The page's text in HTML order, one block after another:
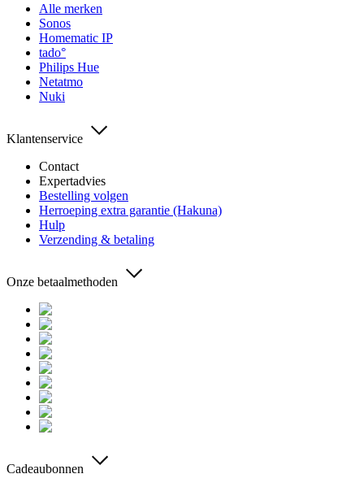
Alle merken
Sonos
Homematic IP
tado°
Philips Hue
Netatmo
Nuki
Klantenservice
Contact
Expertadvies
Bestelling volgen
Herroeping extra garantie (Hakuna)
Hulp
Verzending & betaling
Onze betaalmethoden
Cadeaubonnen